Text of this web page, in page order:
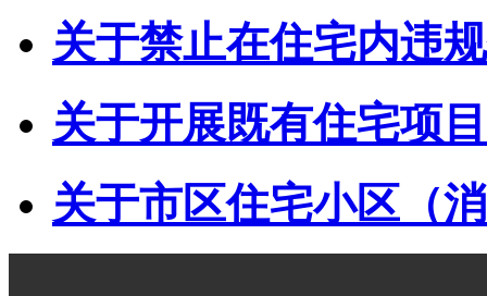
关于禁止在住宅内违
关于开展既有住宅项
关于市区住宅小区（